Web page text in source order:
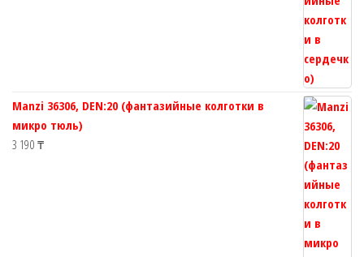
Manzi 36306, DEN:20 (фантазийные колготки в
микро тюль)
3 190 ₸